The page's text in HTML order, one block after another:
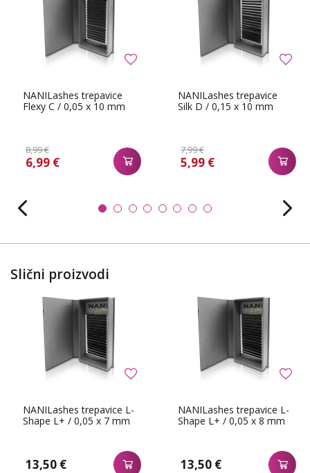
NANILashes trepavice
Flexy C / 0,05 x 10 mm
8,99 €
6,99 €
NANILashes trepavice
Silk D / 0,15 x 10 mm
7,99 €
5,99 €
Slični proizvodi
NANILashes trepavice L-
Shape L+ / 0,05 x 7 mm
13,50 €
NANILashes trepavice L-
Shape L+ / 0,05 x 8 mm
13,50 €